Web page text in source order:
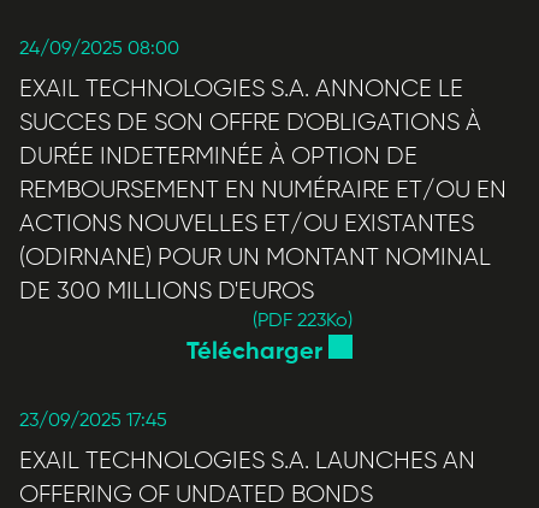
24/09/2025 08:00
EXAIL TECHNOLOGIES S.A. ANNONCE LE
SUCCES DE SON OFFRE D'OBLIGATIONS À
DURÉE INDETERMINÉE À OPTION DE
REMBOURSEMENT EN NUMÉRAIRE ET/OU EN
ACTIONS NOUVELLES ET/OU EXISTANTES
(ODIRNANE) POUR UN MONTANT NOMINAL
DE 300 MILLIONS D'EUROS
(PDF 223Ko)
Télécharger
23/09/2025 17:45
EXAIL TECHNOLOGIES S.A. LAUNCHES AN
OFFERING OF UNDATED BONDS